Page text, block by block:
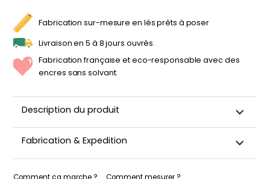
&
Fabrication sur-mesure en lés prêts à poser
Livraison en 5 à 8 jours ouvrés.
Fabrication française et eco-responsable avec des
encres sans solvant.
Description du produit
avec ses rayures verticales dans des tons
etlilas
Une tapisserie à l’allure chic qui capte la lumière et structure
Fabrication & Expedition